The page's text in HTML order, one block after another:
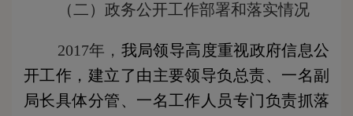
（二） 政务公开工作部署和落实情况
2017年， 我局领导高度重视政府信息公
开工作，建立了由主要领导负总责、一名副
局长具体分管、一名工作人员专门负责抓落